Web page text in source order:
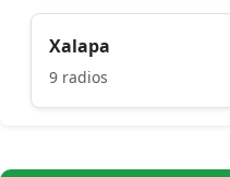
Xalapa
9 radios